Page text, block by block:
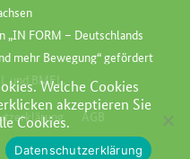
„IN FORM – Deutschlands
mehr Bewegung“ gefördert
und BMEL.
AGB
Welche Cookies
akzeptieren Sie
Cookies.
Datenschutzerklärung